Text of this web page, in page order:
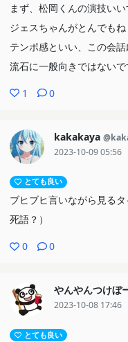
まず、松岡くんの演技いい
ジェスちゃんがとんでも
テンポ感といい、この会
流石に一般向きではない
1 0
kakakaya
2023-10-09 05:56
とても良い
ブヒブヒ言いながら見る
死語？）
0 0
やんやんつけぼ
2023-10-08 17:46
とても良い